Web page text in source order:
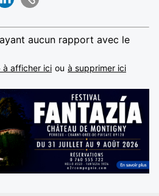
aucun rapport avec le
à afficher ici ou à supprimer ici